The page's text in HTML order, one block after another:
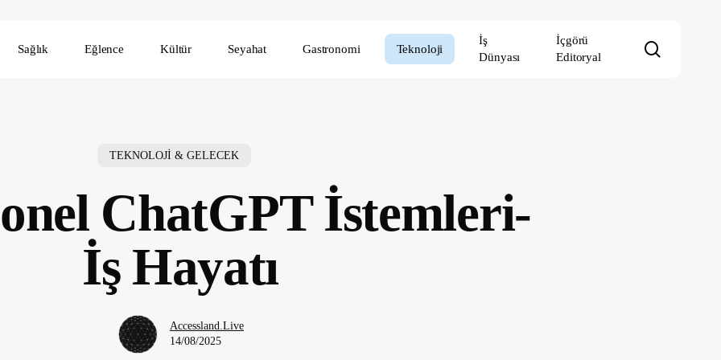
Sağlık Eğlence Kültür Seyahat Gastronomi Teknoloji
İş
Dünyası
İçgörü
Editoryal
TEKNOLOJİ & GELECEK
ChatGPT İstemleri-
İş Hayatı
Accessland.Live
14/08/2025